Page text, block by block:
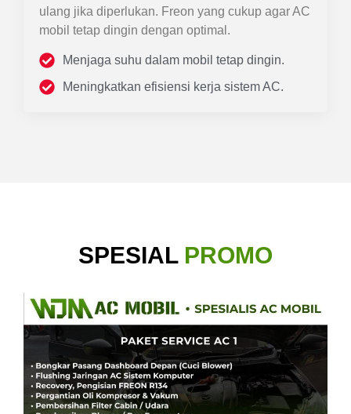
ulang jika diperlukan. Freon yang cukup agar AC
mobil tetap dingin dengan optimal.
Menjaga suhu dalam mobil tetap dingin.
Meningkatkan efisiensi kerja sistem AC.
SPESIAL PROMO